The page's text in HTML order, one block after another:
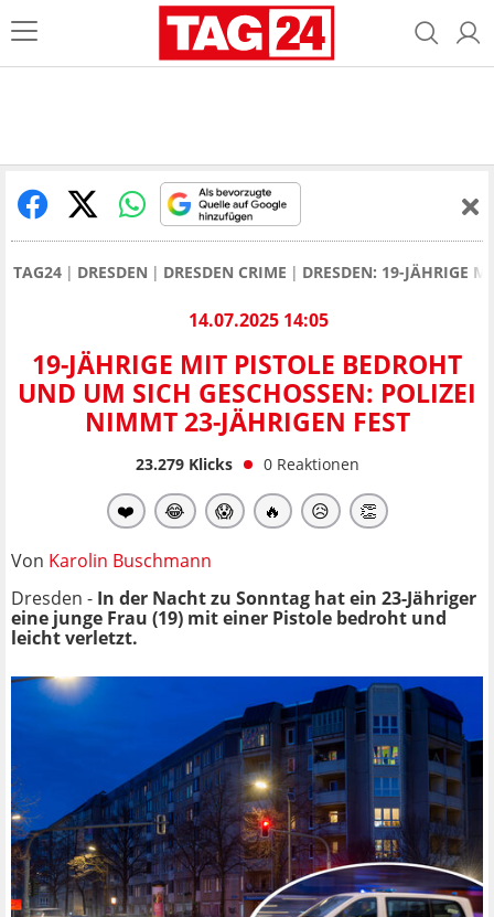
TAG24 DRESDEN DRESDEN CRIME DRESDEN: 19-JÄHRIGE
14.07.2025 14:05
19-JÄHRIGE MIT PISTOLE BEDROHT
UND UM SICH GESCHOSSEN: POLIZEI
NIMMT 23-JÄHRIGEN FEST
23.279Klicks 0 Reaktionen
❤️ 😂 😱 🔥 😥 👏
Von Karolin Buschmann
Dresden - In der Nacht zu Sonntag hat ein 23-Jähriger
eine junge Frau (19) mit einer Pistole bedroht und
leicht verletzt.